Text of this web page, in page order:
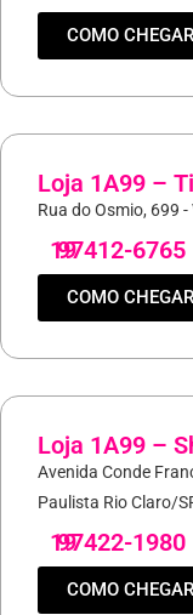
COMO CHEGAR
Loja 1A99 –
Rua do Osmio, 699
19
97412-6765
COMO CHEGAR
Loja 1A99 –
Avenida Conde
Paulista Rio Claro/
19
97422-1980
COMO CHEGAR